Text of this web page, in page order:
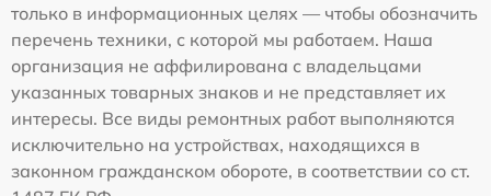
только в информационных целях — чтобы обозначить
перечень техники, с которой мы работаем. Наша
организация не аффилирована с владельцами
указанных товарных знаков и не представляет их
интересы. Все виды ремонтных работ выполняются
исключительно на устройствах, находящихся в
законном гражданском обороте, в соответствии со ст.